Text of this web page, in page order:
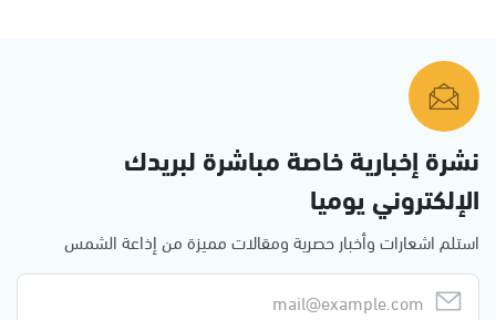
نشرة إخبارية خاصة مباشرة لبريدك
الإلكتروني يوميا
استلم اشعارات وأخبار حصرية ومقالات مميزة من إذاعة الشمس